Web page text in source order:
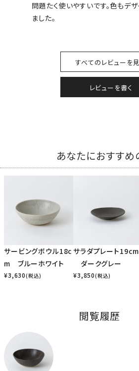
問題たく使いやすいです。色もデ
ました。
すべてのレビューを
レビューを書く
あなたにおすすめ
サービングボウル18c
m ブルーホワイト
¥3,630(税込)
サラダプレート19cm
ダークグレー
¥3,850(税込)
閲覧履歴